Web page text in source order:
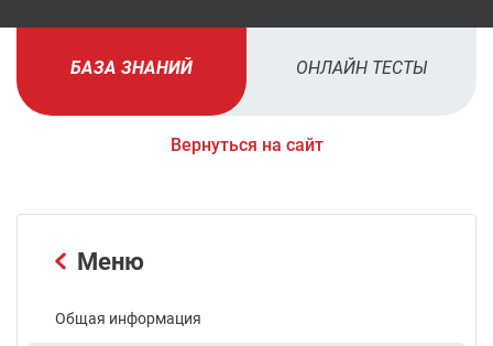
Регистрация
ЗАРЕГИСТРИРОВАТЬСЯ
Вернуться на сайт
БАЗА ЗНАНИЙ ОНЛАЙН ТЕСТЫ
Меню
Общая информация